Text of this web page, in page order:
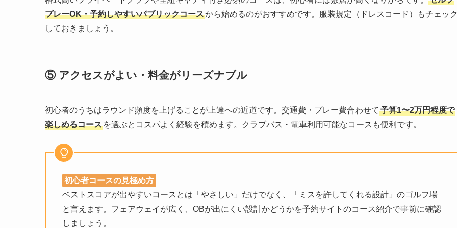
プレーOK・予約しやすいパブリックコースから始めるのがおすすめです。服装規定（ドレスコード）もチェッ
しておきましょう。
⑤ アクセスがよい・料金がリーズナブル
初心者のうちはラウンド頻度を上げることが上達への近道です。交通費・プレー費合わせて 予算1〜2万円程度で
楽しめるコース を選ぶとコスパよく経験を積めます。クラブバス・電車利用可能なコースも便利です。
初心者コースの見極め方
ベストスコアが出やすいコースとは「やさしい」だけでなく、「ミスを許してくれる設計」のゴルフ場
と言えます。フェアウェイが広く、OBが出にくい設計かどうかを予約サイトのコース紹介で事前に確認
しましょう。